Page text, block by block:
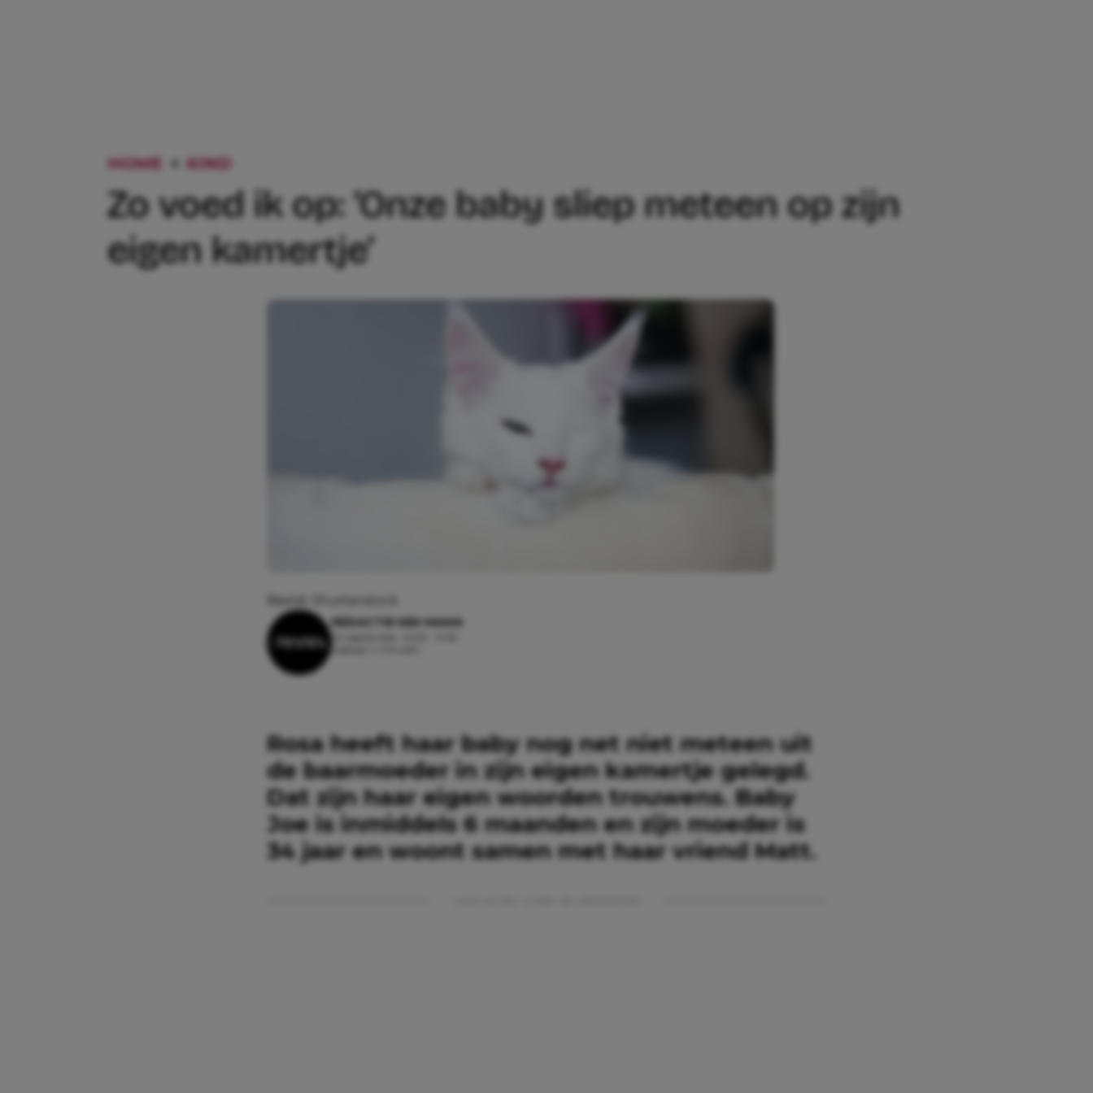
HOME KIND
Zo voed ik op: ‘Onze baby sliep meteen op zijn
eigen kamertje’
REDACTIE KEK MAMA
Rosa heeft haar baby nog net niet meteen uit
de baarmoeder in zijn eigen kamertje gelegd.
Dat zijn haar eigen woorden trouwens. Baby
Joe is inmiddels 6 maanden en zijn moeder is
34 jaar en woont samen met haar vriend Matt.